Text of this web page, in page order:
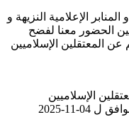
النزيهة و
معنا لفضح
الإسلاميين
الإسلاميين